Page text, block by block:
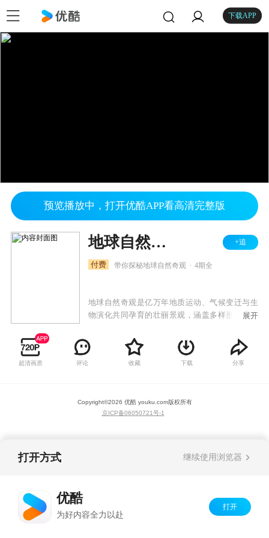
下载APP
预览播放中，打开优酷APP看高清完整版
地球自然奇观 +追
付费 带你探秘地球自然奇观 4期全
地球自然奇观是亿万年地质运动、气候变迁与生
物演化共同孕育的壮丽景观，涵盖多样形态。它
然演化的珍贵见证，吸引着人类探索与敬畏。
展开
超清画质 评论 收藏 下载 分享
Copyright©2026 优酷 youku.com版权所有
京ICP备06050721号-1
打开方式 继续使用浏览器
优酷
为好内容全力以赴
打开